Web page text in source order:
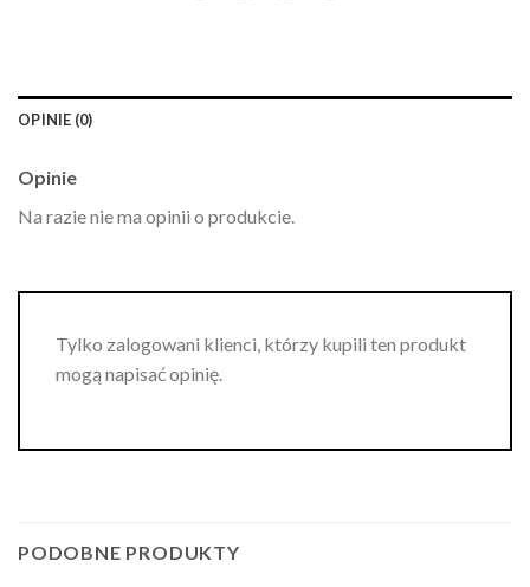
OPINIE (0)
Opinie
Na razie nie ma opinii o produkcie.
Tylko zalogowani klienci, którzy kupili ten produkt
mogą napisać opinię.
PODOBNE PRODUKTY